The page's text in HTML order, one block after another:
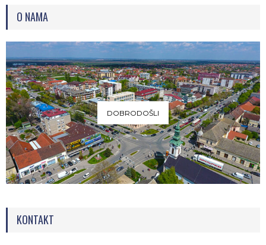
O NAMA
DOBRODOŠLI
KONTAKT